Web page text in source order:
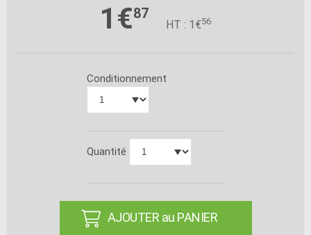
1€87
HT : 1€56
Conditionnement
Quantité
AJOUTER au PANIER